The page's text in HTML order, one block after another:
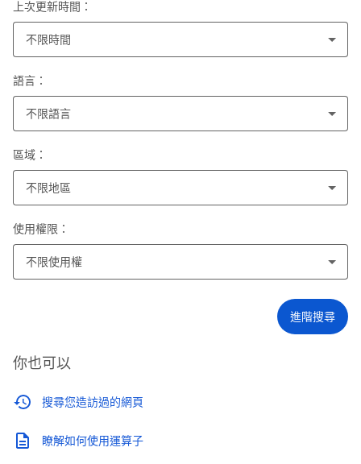
上次更新時間：
不限時間
語言：
不限語言
區域：
不限地區
使用權限：
不限使用權
進階搜尋
你也可以
搜尋您造訪過的網頁
瞭解如何使用運算子